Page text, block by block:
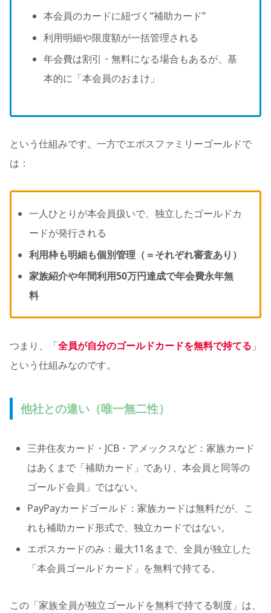
本会員のカードに紐づく“補助カード”
利用明細や限度額が一括管理される
年会費は割引・無料になる場合もあるが、基
本的に「本会員のおまけ」
という仕組みです。一方でエポスファミリーゴールドで
は：
一人ひとりが本会員扱いで、独立したゴールドカ
ードが発行される
利用枠も明細も個別管理（＝それぞれ審査あり）
家族紹介や年間利用50万円達成で年会費永年無
料
つまり、「全員が自分のゴールドカードを無料で持てる 」
という仕組みなのです。
他社との違い（唯一無二性）
三井住友カード・JCB・アメックスなど：家族カード
はあくまで「補助カード」であり、本会員と同等の
ゴールド会員」ではない。
PayPayカードゴールド：家族カードは無料だが、こ
れも補助カード形式で、独立カードではない。
エポスカードのみ：最大11名まで、全員が独立した
「本会員ゴールドカード」を無料で持てる。
この「家族全員が独立ゴールドを無料で持てる制度」は、